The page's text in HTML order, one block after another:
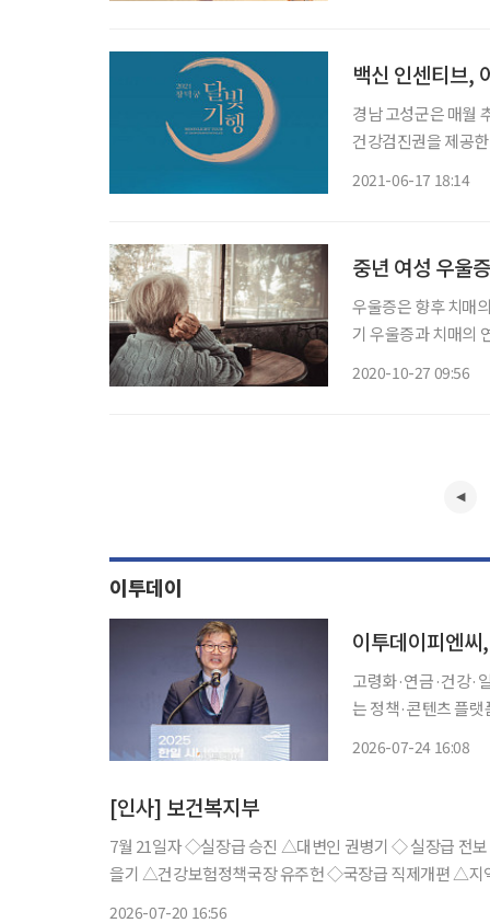
백신 인센티브,
경남 고성군은 매월
건강검진권을 제공
2021-06-17 18:14
중년 여성 우울
우울증은 향후 치매
기 우울증과 치매의
2020-10-27 09:56
이투데이
이투데이피엔
고령화·연금·건강·
는 정책·콘텐츠 플랫폼 만들 것” 이투데이피엔씨는 이기
2026-07-24 16:08
[인사] 보건복지부
7월 21일자 ◇실장급 승진 △대변인 권병기 ◇ 실장급 전보 △지역필수공공의료실장 손영래 ◇국장급 전보 △의료자원정책관 임
을기 △건강보험정책국장 유주헌 ◇국장급 직제개편 △지역필수의료정책관 고형우 △ 공공의료정책관 이중규 ◇과장급 전보 △
2026-07-20 16:56